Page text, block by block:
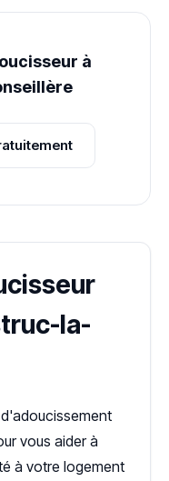
à
la-
vous aider à
à votre logement